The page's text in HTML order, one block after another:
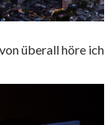
überall höre ich